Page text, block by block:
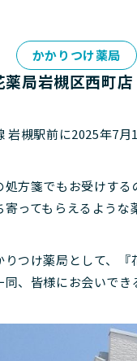
かかりつけ薬局
局岩槻区西町
岩槻駅前に2025年7月
処方箋でもお受けする
ってもらえるような
りつけ薬局として、『
同、皆様にお会いでき